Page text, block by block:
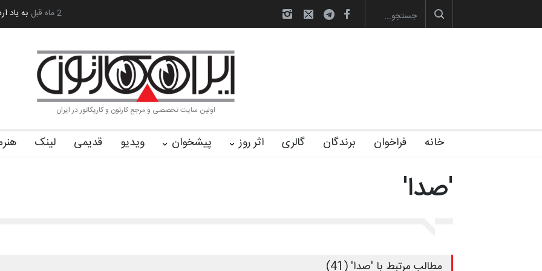
لیست شرکت کنندگان گزارش تصویری آیین اختتامیه و اهدای جوایز سوم…
اولین سایت تخصصی و مرجع کارتون و کاریکاتور در ایران
خانه فراخوان برندگان گالری اثر روز پیشخوان ویدیو قدیمی لینک
'صدا'
مطالب مرتبط با 'صدا' (41)